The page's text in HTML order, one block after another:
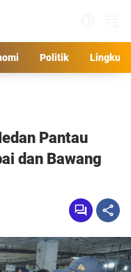
Politik
Pantau
dan Bawang